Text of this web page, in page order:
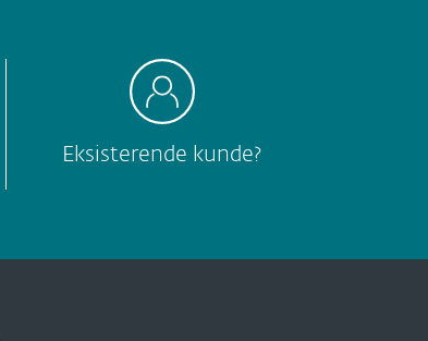
Eksisterende kunde?